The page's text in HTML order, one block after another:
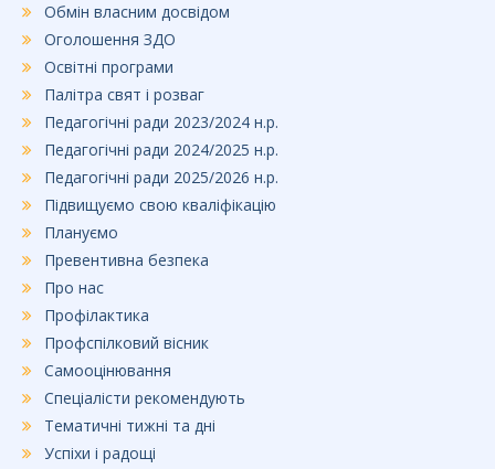
Обмін власним досвідом
Оголошення ЗДО
Освітні програми
Палітра свят і розваг
Педагогічні ради 2023/2024 н.р.
Педагогічні ради 2024/2025 н.р.
Педагогічні ради 2025/2026 н.р.
Підвищуємо свою кваліфікацію
Плануємо
Превентивна безпека
Про нас
Профілактика
Профспілковий вісник
Самооцінювання
Спеціалісти рекомендують
Тематичні тижні та дні
Успіхи і радощі